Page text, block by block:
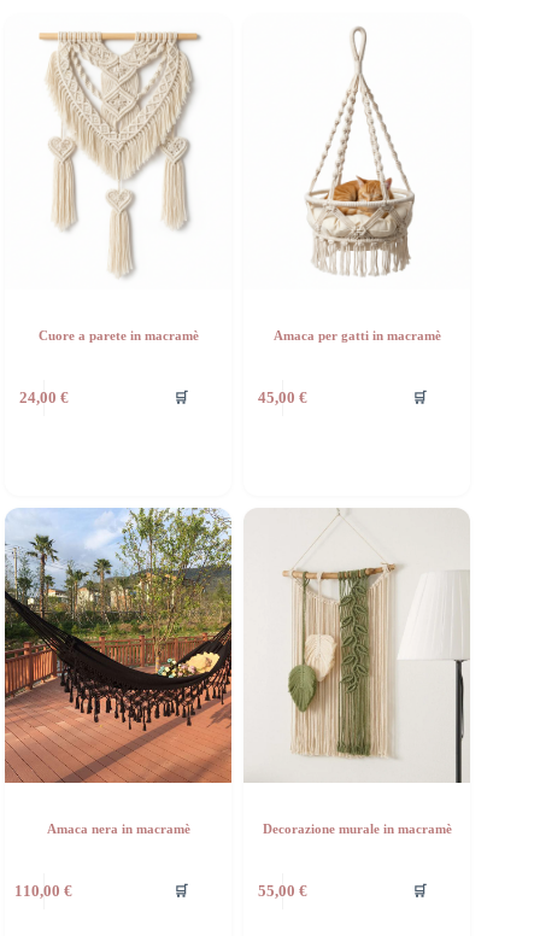
Cuore a parete in macramè
24,00 € 🛒
Amaca per gatti in macramè
45,00 € 🛒
Amaca nera in macramè
110,00€ 🛒
Decorazione murale in macramè
55,00 € 🛒